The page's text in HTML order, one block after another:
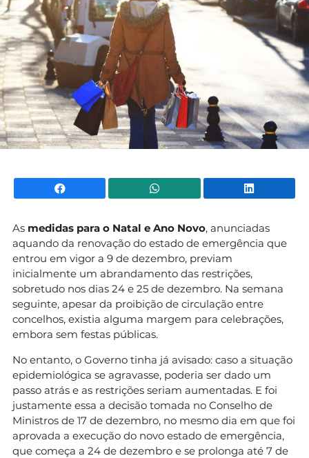
Facebook WhatsApp
As medidas para o Natal e Ano Novo, anunciadas
aquando da renovação do estado de emergência que
entrou em vigor a 9 de dezembro, previam
inicialmente um abrandamento das restrições,
sobretudo nos dias 24 e 25 de dezembro. Na semana
seguinte, apesar da proibição de circulação entre
concelhos, existia alguma margem para celebrações,
embora sem festas públicas.
No entanto, o Governo tinha já avisado: caso a situação
epidemiológica se agravasse, poderia ser dado um
passo atrás e as restrições seriam aumentadas. E foi
justamente essa a decisão tomada no Conselho de
Ministros de 17 de dezembro, no mesmo dia em que foi
aprovada a execução do novo estado de emergência,
que começa a 24 de dezembro e se prolonga até 7 de